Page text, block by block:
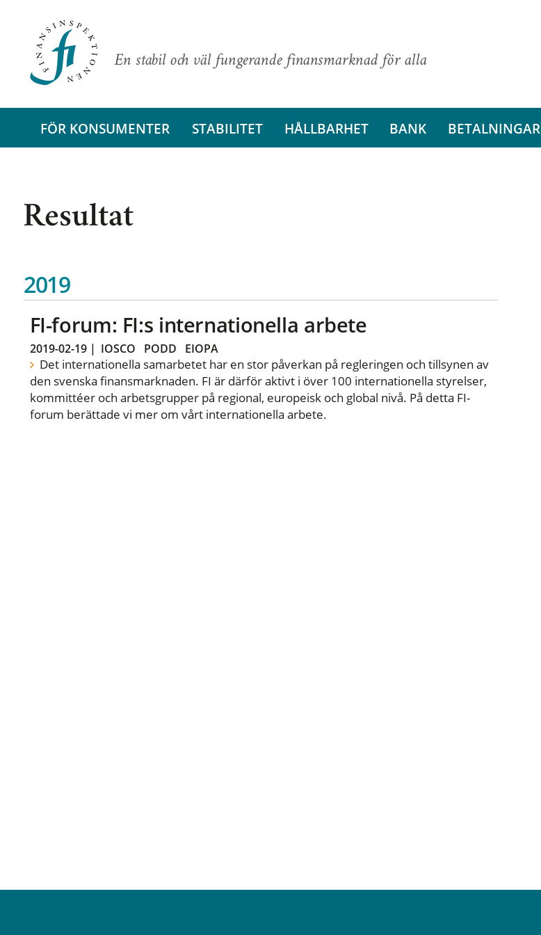
En stabil och väl fungerande finansmarknad för alla
FÖR KONSUMENTER STABILITET HÅLLBARHET BANK BETALNINGAR
Resultat
2019
FI-forum: FI:s internationella arbete
2019-02-19| IOSCO PODD EIOPA
Det internationella samarbetet har en stor påverkan på regleringen och tillsynen av
den svenska finansmarknaden. FI är därför aktivt i över 100 internationella styrelser,
kommittéer och arbetsgrupper på regional, europeisk och global nivå. På detta FI-
forum berättade vi mer om vårt internationella arbete.